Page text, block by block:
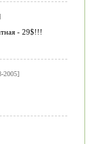
- 29$!!!
2005]